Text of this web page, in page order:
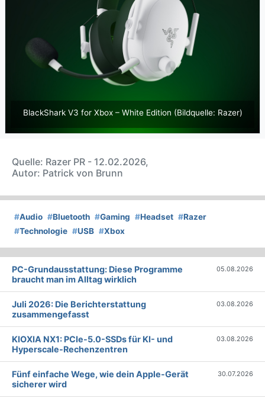
BlackShark V3 for Xbox – White Edition (Bildquelle: Razer)
Quelle: Razer PR - 12.02.2026,
Autor: Patrick von Brunn
#Audio #Bluetooth #Gaming #Headset #Razer
#Technologie #USB #Xbox
PC-Grundausstattung: Diese Programme
braucht man im Alltag wirklich
05.08.2026
Juli 2026: Die Bericht­erstattung
zusammengefasst
03.08.2026
KIOXIA NX1: PCIe-5.0-SSDs für KI- und
Hyperscale-Rechenzentren
03.08.2026
Fünf einfache Wege, wie dein Apple-Gerät
sicherer wird
30.07.2026